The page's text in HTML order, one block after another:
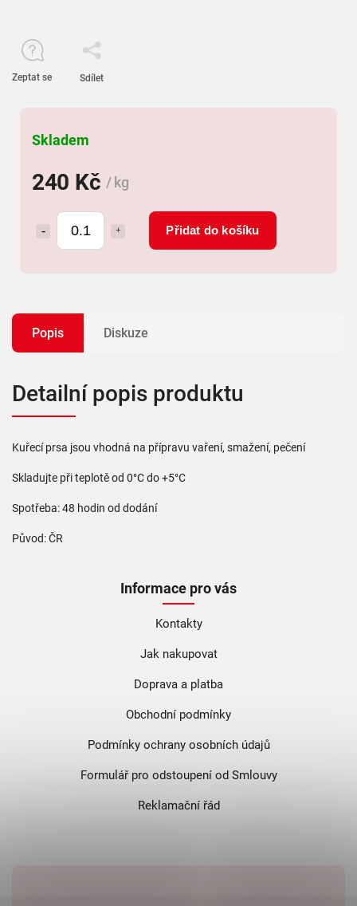
240 Kč / kg
Přidat do košíku
Skladem
Zeptat se Sdílet
Popis Diskuze
Detailní popis produktu
Kuřecí prsa jsou vhodná na přípravu vaření, smažení, pečení
Skladujte při teplotě od 0°C do +5°C
Spotřeba: 48 hodin od dodání
Původ: ČR
Informace pro vás
Kontakty
Jak nakupovat
Doprava a platba
Obchodní podmínky
Podmínky ochrany osobních údajů
Formulář pro odstoupení od Smlouvy
Reklamační řád